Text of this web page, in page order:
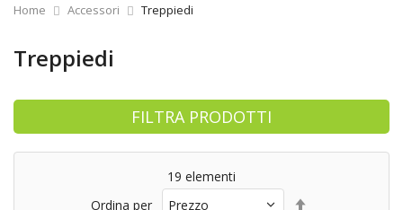
Home Accessori Treppiedi
Treppiedi
FILTRA PRODOTTI
19 elementi
Ordina per